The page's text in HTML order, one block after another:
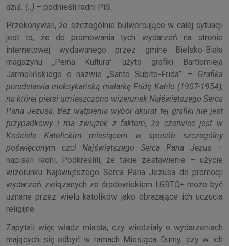
dziś. (..) – podnieśli radni PiS.
Przekonywali, że szczególnie bulwersujące w całej sytuacji
jest to, że do promowania tych wydarzeń na stronie
internetowej wydawanego przez gminę Bielsko-Biała
magazynu „Pełna Kultura” użyto grafiki Bartłomieja
Jarmolińskiego o nazwie „Santo Subito-Frida”. – Grafika
przedstawia meksykańską malarkę Fridę Kahlo (1907-1954),
na której piersi umieszczono wizerunek Najświętszego Serca
Pana Jezusa. Bez wątpienia wybór akurat tej grafiki nie jest
przypadkowy i ma związek z faktem, że czerwiec jest w
Kościele Katolickim miesiącem w sposób szczególny
poświęconym czci Najświętszego Serca Pana Jezus –
napisali radni. Podkreślili, że takie zestawienie – użycie
wizerunku Najświętszego Serca Pana Jezusa do promocji
wydarzeń związanych ze środowiskiem LGBTQ+ może być
uznane przez wielu katolików jako obrażające ich uczucia
religijne.
Zapytali więc władz miasta, czy wiedziały o wydarzeniach
mających się odbyć w ramach Miesiąca Dumy, czy w ich